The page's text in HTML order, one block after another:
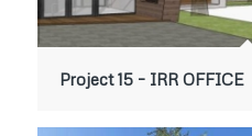
Project 15 – IRR OFFICE